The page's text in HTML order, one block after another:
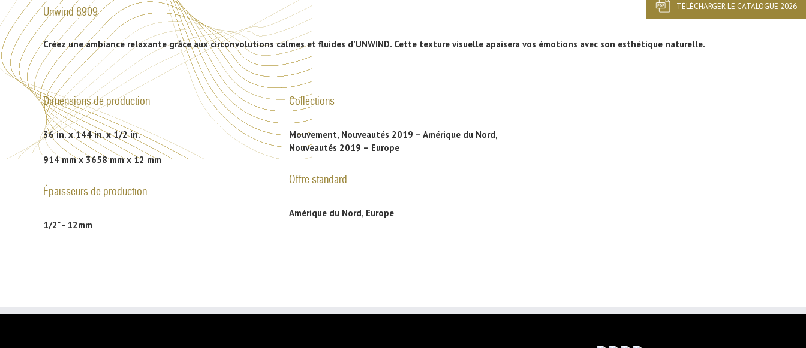
TÉLÉCHARGER LE CATALOGUE 2026
Unwind 8909
Créez une ambiance relaxante grâce aux circonvolutions calmes et fluides d’UNWIND. Cette texture visuelle apaisera vos émotions avec son esthétique naturelle.
Dimensions de production
36 in. x 144 in. x 1/2 in.
914 mm x 3658 mm x 12 mm
Épaisseurs de production
1/2" - 12mm
Collections
Mouvement, Nouveautés 2019 – Amérique du Nord,
Nouveautés 2019 – Europe
Offre standard
Amérique du Nord, Europe